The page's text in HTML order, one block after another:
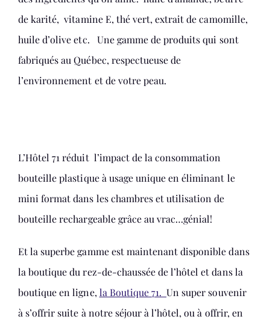
de karité, vitamine E, thé vert, extrait de camomille,
huile d’olive etc. Une gamme de produits qui sont
fabriqués au Québec, respectueuse de
l’environnement et de votre peau.
L’Hôtel 71 réduit l’impact de la consommation
bouteille plastique à usage unique en éliminant le
mini format dans les chambres et utilisation de
bouteille rechargeable grâce au vrac…génial!
Et la superbe gamme est maintenant disponible dans
la boutique du rez-de-chaussée de l’hôtel et dans la
boutique en ligne, la Boutique 71.Un super souvenir
à s’offrir suite à notre séjour à l’hôtel, ou à offrir, en